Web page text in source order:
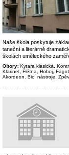
Naše škola poskytuje
taneční a literárně
školách uměleckého
Obory: Kytara klasická,
Klarinet, Flétna, Hoboj,
Akordeon, Bicí nástroje,